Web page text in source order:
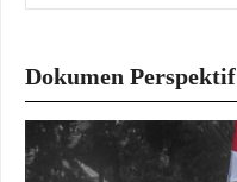
Dokumen Perspektif